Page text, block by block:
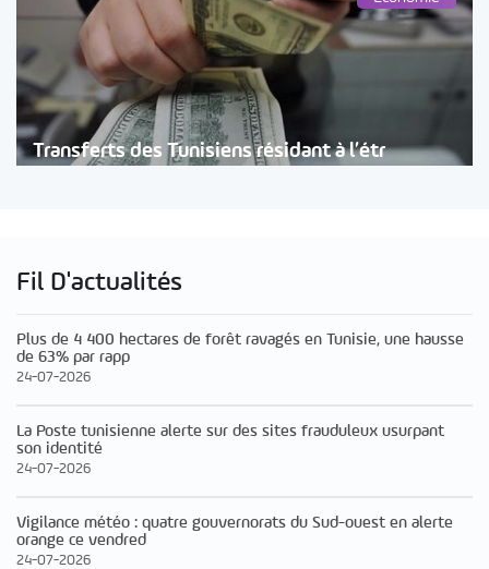
Transferts des Tunisiens résidant à l’étr
Fil D'actualités
Plus de 4 400 hectares de forêt ravagés en Tunisie, une hausse
de 63% par rapp
24-07-2026
La Poste tunisienne alerte sur des sites frauduleux usurpant
son identité
24-07-2026
Vigilance météo : quatre gouvernorats du Sud-ouest en alerte
orange ce vendred
24-07-2026